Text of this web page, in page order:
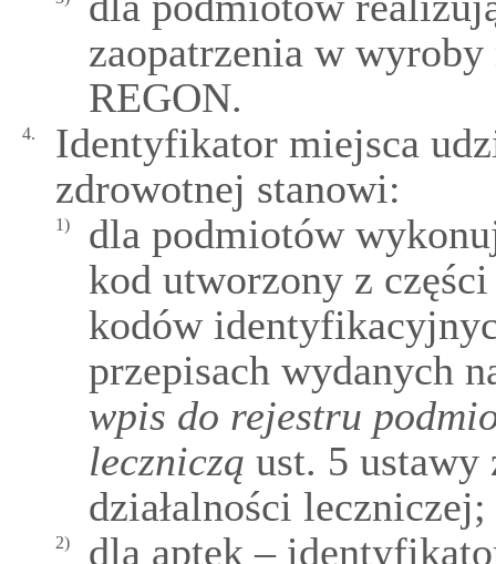
zaopatrzenia w
REGON.
4.
Identyfikator miejsca
zdrowotnej stanowi:
1)
dla podmiotów
kod utworzony z
kodów
przepisach wydanych
wpis do rejestru
leczniczą ust. 5 ustawy
działalności leczniczej;
2)
dla aptek –